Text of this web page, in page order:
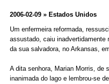
2006-02-09 » Estados Unidos
Um enfermeira reformada,
assustado, caiu inadvertidamente
da sua salvadora, no Arkansas,
A dita senhora, Marian Morris, de
inanimada do lago e lembrou-se